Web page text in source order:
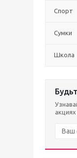
Спорт
Сумки
Школа